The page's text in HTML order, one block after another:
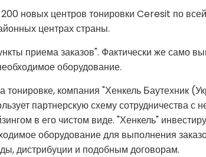
новых центров тонировки Ceresit по
центрах страны.
приема заказов". Фактически же само
оборудование.
компания "Хенкель Баутехник
партнерскую схему сотрудничества
в его чистом виде. "Хенкель"
оборудование для выполнения
дистрибуции и подобным договорам.